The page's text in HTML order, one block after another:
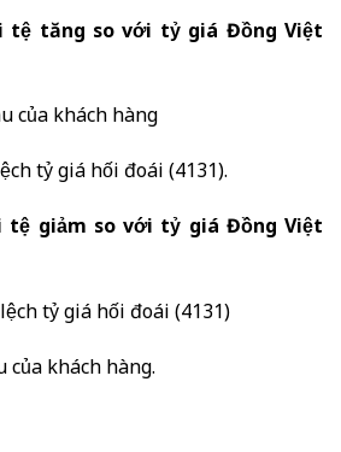
tệ tăng so với tỷ giá Đồng Việt
của khách hàng
tỷ giá hối đoái (4131).
tệ giảm so với tỷ giá Đồng Việt
tỷ giá hối đoái (4131)
của khách hàng.